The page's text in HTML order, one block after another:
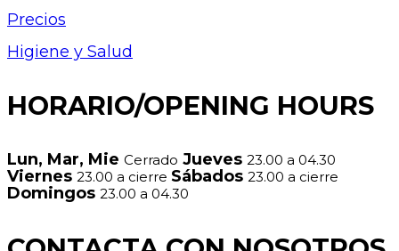
Precios
Higiene y Salud
HORARIO/OPENING HOURS
Lun, Mar, Mie Cerrado Jueves 23.00 a 04.30
Viernes 23.00 a cierre Sábados 23.00 a cierre
Domingos 23.00 a 04.30